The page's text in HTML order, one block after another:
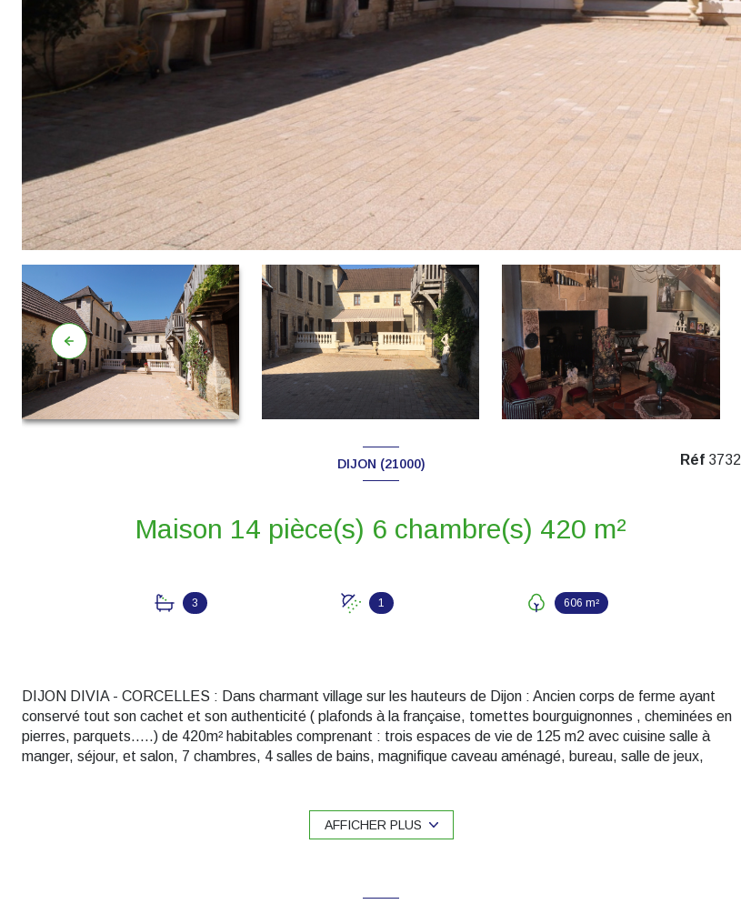
DIJON (21000)
Maison 14 pièce(s) 6 chambre(s) 420 m²
3 1 606 m²
Réf 3732
DIJON DIVIA - CORCELLES : Dans charmant village sur les hauteurs de Dijon : Ancien corps de ferme ayant
conservé tout son cachet et son authenticité ( plafonds à la française, tomettes bourguignonnes , cheminées en
pierres, parquets.....) de 420m² habitables comprenant : trois espaces de vie de 125 m2 avec cuisine salle à
manger, séjour, et salon, 7 chambres, 4 salles de bains, magnifique caveau aménagé, bureau, salle de jeux,
future cité gastronomiquede Dijon.A découvrir absolument . CE : D .tel :06.08.85.71.81.
AFFICHER PLUS